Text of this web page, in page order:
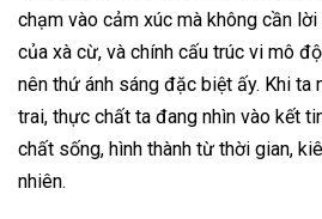
chạm vào cảm xúc mà không cần
của xà cừ, và chính cấu trúc vi mô
nên thứ ánh sáng đặc biệt ấy. Khi ta
trai, thực chất ta đang nhìn vào kết
chất sống, hình thành từ thời gian,
nhiên.